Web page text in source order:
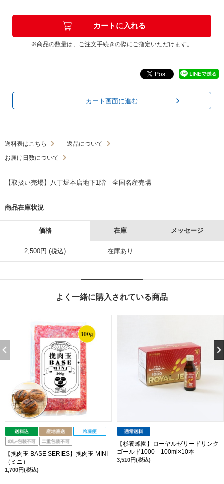
※商品の数量は、ご注文手続きの際にご指定いただけます。
カート画面に進む
送料表はこちら
返品について
お届け日数について
【取扱い売場】八丁堀本店地下1階 全国名産売場
商品在庫状況
価格 在庫 メッセージ
2,500円 (税込) 在庫あり
よく一緒に購入されている商品
【挽肉玉 BASE SERIES】挽肉玉 MINI
（ミニ）
1,700円(税込)
【杉養蜂園】ローヤルゼリードリンク
ゴールド1000 100ml×10本
3,510円(税込)